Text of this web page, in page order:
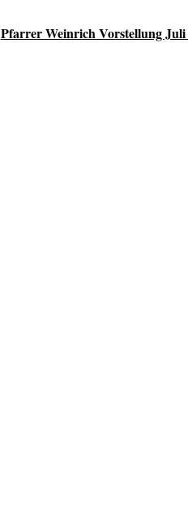
Pfarrer Weinrich Vorstellung Juli